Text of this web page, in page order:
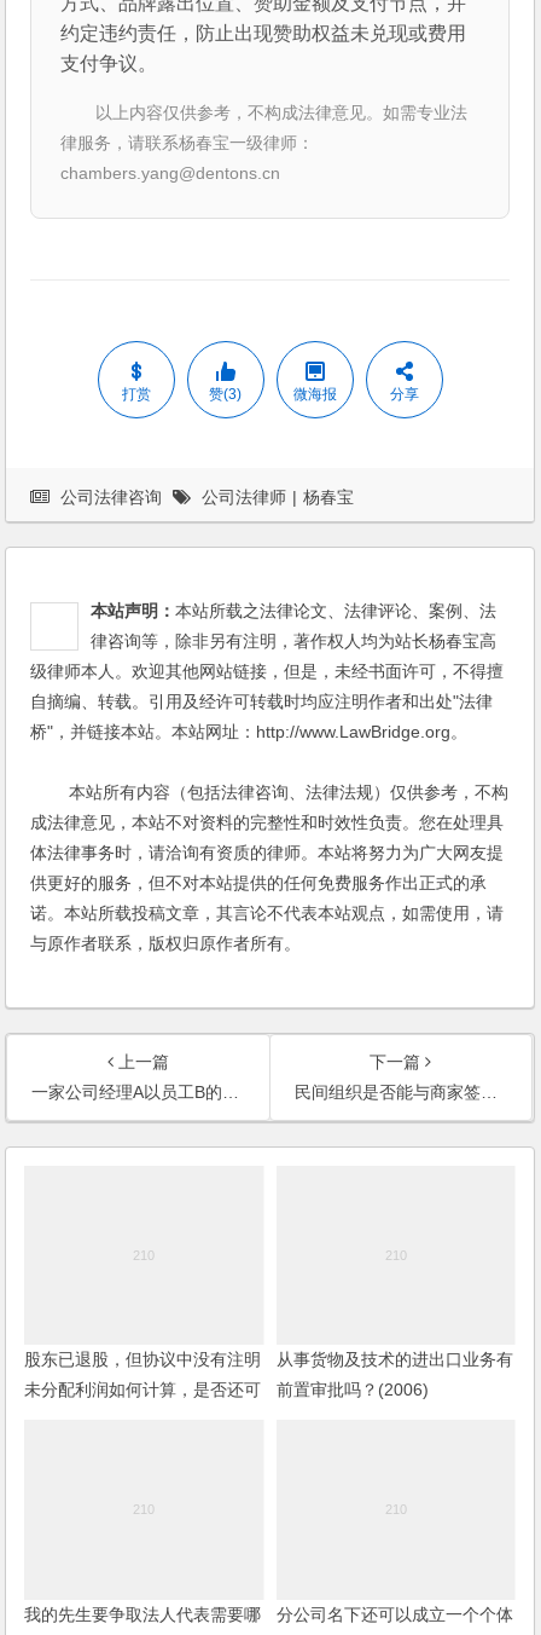
约定违约责任，防止出现赞助权益未兑现或费用
支付争议。
以上内容仅供参考，不构成法律意见。如需专业法
律服务，请联系杨春宝一级律师：
chambers.yang@dentons.cn
打赏 赞(3) 微海报 分享
公司法律咨询 公司法律师 | 杨春宝
本站声明：本站所载之法律论文、法律评论、案例、法
律咨询等，除非另有注明，著作权人均为站长杨春宝高
级律师本人。欢迎其他网站链接，但是，未经书面许可，不得擅
自摘编、转载。引用及经许可转载时均应注明作者和出处"法律
桥"，并链接本站。本站网址：http://www.LawBridge.org。
本站所有内容（包括法律咨询、法律法规）仅供参考，不构
成法律意见，本站不对资料的完整性和时效性负责。您在处理具
体法律事务时，请洽询有资质的律师。本站将努力为广大网友提
供更好的服务，但不对本站提供的任何免费服务作出正式的承
诺。本站所载投稿文章，其言论不代表本站观点，如需使用，请
与原作者联系，版权归原作者所有。
上一篇
一家公司经理A以员工B的名义与客户签定的合同是否有效？
下一篇
民间组织是否能与商家签定一份民间合同
股东已退股，但协议中没有注明
未分配利润如何计算，是否还可
从事货物及技术的进出口业务有
前置审批吗？(2006)
我的先生要争取法人代表需要哪
分公司名下还可以成立一个个体